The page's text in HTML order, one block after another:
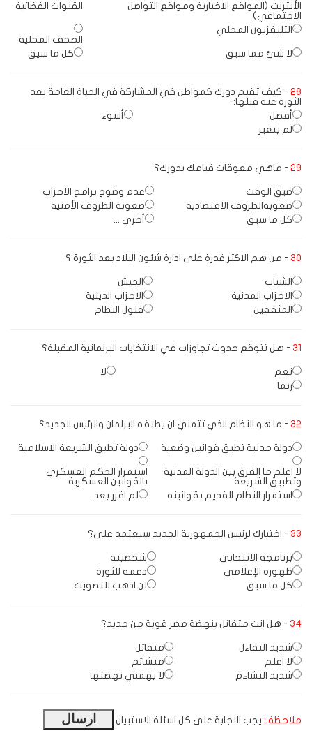
الأنترنت (المواقع الاخبارية ومواقع التواصل
الاجتماعي)
القنوات الفضائية
التليفزيون المحلي
الصحف المحلية
لا شئ مما سبق
كل ما سيق
28 - كيف تقيم دورك كمواطن في المشاركة في الحياة العامة بعد
الثورة عنه قبلها:-
أفضل
أسوء
لم يتغير
29 - ماهي معوقات قيامك بدورك؟
ضيق الوقت
عدم وضوح برامج الاحزاب
صعوبةالظروف الاقتصادية
صعوبة الظروف الأمنية
كل ما سبق
أخري ...
30 - من هم الاكثر قدرة على ادارة شئون البلاد بعد الثورة ؟
الشباب
الجيش
الاحزاب المدنية
الاحزاب الدينية
المثقفين
فلول النظام
31 - هل تتوقع حدوث تجاوزات في الانتخابات البرلمانية المقبلة؟
نعم
لا
ربما
32 - ما هو النظام الذي تتمني ان يطبقه البرلمان والرئيس الجديد؟
دولة مدنية تطبق قوانين وضعية دولة تطبق الشريعة الاسلامية
لا اعلم ما الفرق بين الدولة المدنية
وتطبيق الشريعة
استمرار الحكم العسكري
بالقوانين العسكرية
استمرار النظام القديم بقوانينه
لم اقرر بعد
33 - اختيارك لرئيس الجمهورية الجديد سيعتمد على؟
برنامجه الانتخابي
شخصيته
ظهوره الإعلامي
دعمه للثورة
كل ما سبق
لن اذهب للتصويت
34 - هل انت متفائل بنهضة مصر قوية من جديد؟
شديد التفاءل
متفائل
لا اعلم
متشائم
شديد التشاءم
لا يهمني نهضتها
ملاحظة : يجب الاجابة على كل اسئلة الاستبيان